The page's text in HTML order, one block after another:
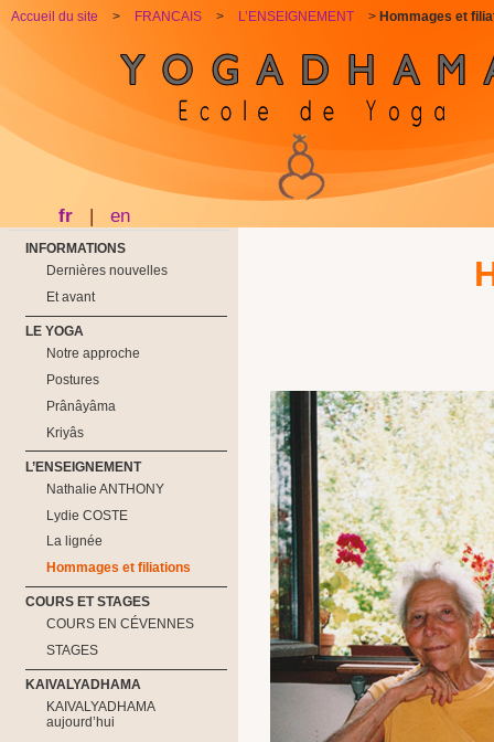
fr | en
Accueil du site > FRANCAIS > L’ENSEIGNEMENT > Hommages et
INFORMATIONS
Dernières nouvelles
Et avant
LE YOGA
Notre approche
Postures
Prânâyâma
Kriyâs
L’ENSEIGNEMENT
Nathalie ANTHONY
Lydie COSTE
La lignée
Hommages et filiations
COURS ET STAGES
COURS EN CÉVENNES
STAGES
KAIVALYADHAMA
KAIVALYADHAMA
aujourd’hui